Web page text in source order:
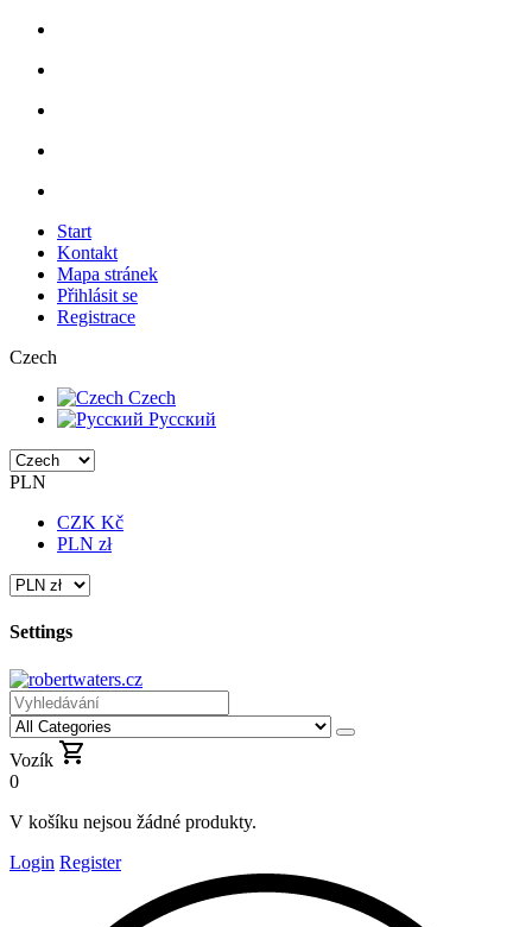
Start
Kontakt
Mapa stránek
Přihlásit se
Registrace
Czech
Czech
Русский
PLN
CZK Kč
PLN zł
Settings
Vozík
0
V košíku nejsou žádné produkty.
Login Register